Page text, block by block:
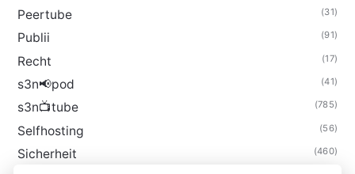
Peertube (31)
Publii (91)
Recht (17)
s3n📢pod (41)
s3n📺tube (785)
Selfhosting (56)
Sicherheit (460)